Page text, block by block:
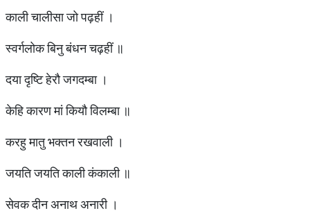
काली चालीसा जो पढ़हीं ।
स्वर्गलोक बिनु बंधन चढ़हीं ॥
दया दृष्टि हेरौ जगदम्बा ।
केहि कारण मां कियौ विलम्बा ॥
करहु मातु भक्तन रखवाली ।
जयति जयति काली कंकाली ॥
सेवक दीन अनाथ अनारी ।